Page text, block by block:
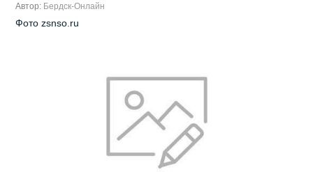
Автор: Бердск-Онлайн
Фото zsnso.ru